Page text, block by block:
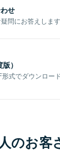
せ
問にお答えします
）
式でダウンロー
のお客